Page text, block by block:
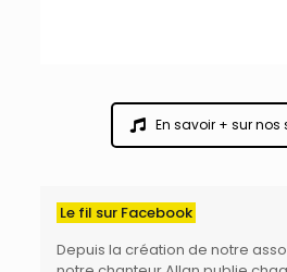
En savoir + sur
Le fil sur Facebook
Depuis la création de notre